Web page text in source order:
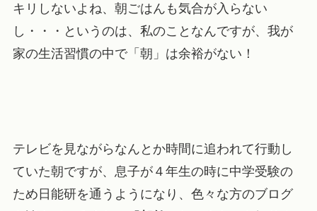
キリしないよね、朝ごはんも気合が入らない
し・・・というのは、私のことなんですが、我が
家の生活習慣の中で「朝」は余裕がない！
テレビを見ながらなんとか時間に追われて行動し
ていた朝ですが、息子が４年生の時に中学受験の
ため日能研を通うようになり、色々な方のブログ